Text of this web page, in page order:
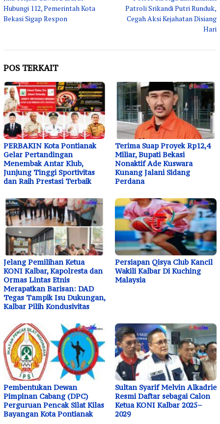
Hubungi 112, Pemerintah Kota
Bekasi Sigap Respon
Patroli Srikandi Putri Runduk,
Cegah Aksi Kejahatan Disiang
Hari
POS TERKAIT
PERBAKIN Kota Pontianak
Gelar Pertandingan
Menembak Antar Klub,
Junjung Tinggi Sportivitas
dan Raih Prestasi Terbaik
Terima Suap Proyek Rp12,4
Miliar, Bupati Bekasi
Nonaktif Ade Kuswara
Kunang Jalani Sidang
Perdana
Jelang Pemilihan Ketua
KONI Kalbar, Kapolresta dan
Ormas Lintas Etnis
Merapatkan Barisan: DAD
Tegas Tampik Isu Dukungan,
Kalbar Pilih Kondusivitas
Persiapan Qisya Club Kancil
Wakili Kalbar Di Kuching
Malaysia
Pembentukan Dewan
Pimpinan Cabang (DPC)
Perguruan Pencak Silat Kilas
Bayangan Kota Pontianak
Sultan Syarif Melvin Alkadrie
Resmi Daftar sebagai Calon
Ketua KONI Kalbar 2025–
2029